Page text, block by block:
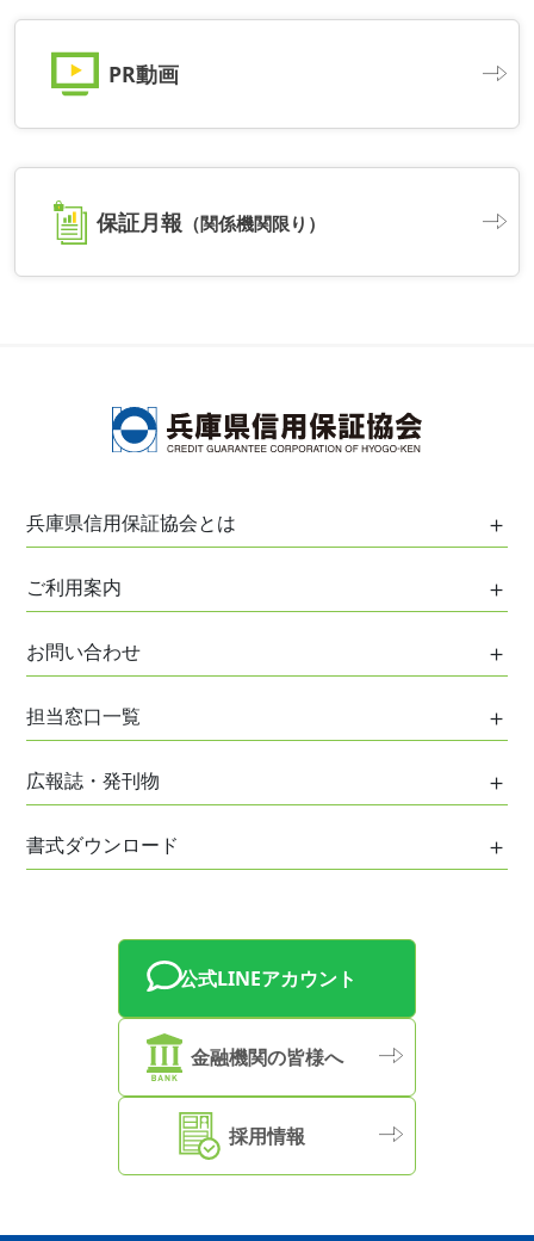
PR動画
保証月報 （関係機関限り）
兵庫県信用保証協会とは
保証協会について
協会の役割
協会のあゆみ
協会組織
協会役員
事業計画および評価等
事業概況
保証状況・信用保証トピックス
兵庫県信用保証協会の取り組み
ご利用案内
はじめてご利用の方へ
信用保証について
創業者支援
経営支援
事業承継支援
お問い合わせ
お問い合わせ
ご意見・ご相談
お客様総合相談窓口
創業準備相談窓口
女性企業家相談窓口
事業承継相談窓口
特別相談窓口等のご案内
米国自動車関税措置等に伴う特別相談窓口
信用保証協会サービサー
担当窓口一覧
各事務所・支所担当地域
神戸事務所
阪神事務所
広報誌・発刊物
広報誌・発刊物一覧
書式ダウンロード
公式LINEアカウント
金融機関の皆様へ
採用情報